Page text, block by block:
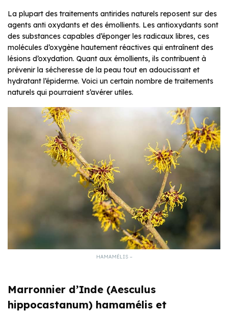
La plupart des traitements antirides naturels reposent sur des
agents anti oxydants et des émollients. Les antioxydants sont
des substances capables d’éponger les radicaux libres, ces
molécules d’oxygène hautement réactives qui entraînent des
lésions d’oxydation. Quant aux émollients, ils contribuent à
prévenir la sécheresse de la peau tout en adoucissant et
hydratant l’épiderme. Voici un certain nombre de traitements
naturels qui pourraient s’avérer utiles.
HAMAMÉLIS –
Marronnier d’Inde (Aesculus
hippocastanum) hamamélis et